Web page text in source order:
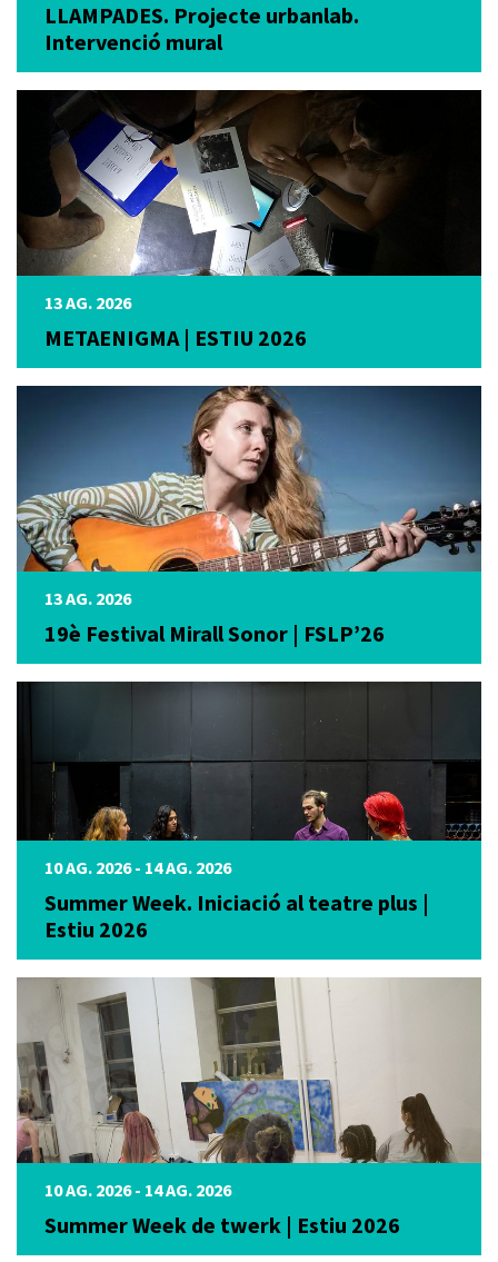
LLAMPADES. Projecte urbanlab.
Intervenció mural
13 AG. 2026
METAENIGMA | ESTIU 2026
13 AG. 2026
19è Festival Mirall Sonor | FSLP’26
10 AG. 2026 - 14 AG. 2026
Summer Week. Iniciació al teatre plus |
Estiu 2026
10 AG. 2026 - 14 AG. 2026
Summer Week de twerk | Estiu 2026